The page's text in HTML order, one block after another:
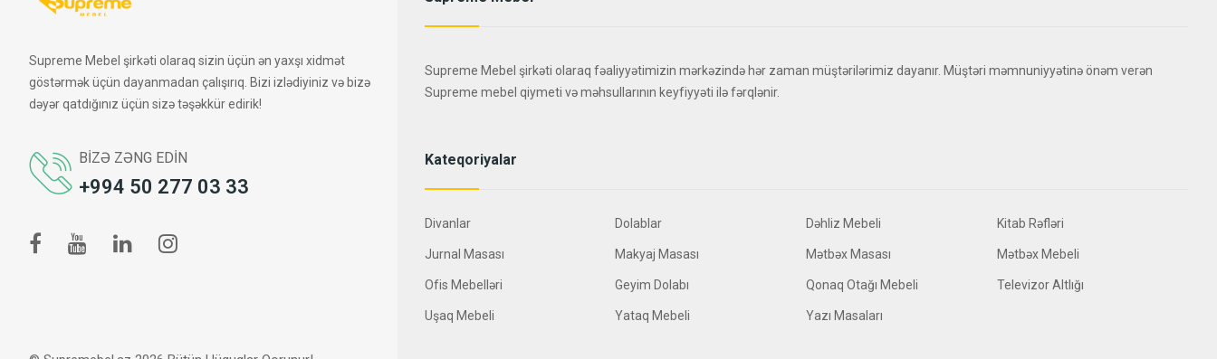
Supreme Mebel şirkəti olaraq sizin üçün ən yaxşı xidmət
göstərmək üçün dayanmadan çalışırıq. Bizi izlədiyiniz və bizə
dəyər qatdığınız üçün sizə təşəkkür edirik!
BIZƏ ZƏNG EDIN
+994 50 277 03 33
Supreme Mebel şirkəti olaraq fəaliyyətimizin mərkəzində hər zaman müştərilərimiz dayanır. Müştəri məmnuniyyətinə önəm verən
Supreme mebel qiymeti və məhsullarının keyfiyyəti ilə fərqlənir.
Kateqoriyalar
Divanlar Dolablar Dəhliz Mebeli Kitab Rəfləri
Jurnal Masası Makyaj Masası Mətbəx Masası Mətbəx Mebeli
Ofis Mebelləri Geyim Dolabı Qonaq Otağı Mebeli Televizor Altlığı
Uşaq Mebeli Yataq Mebeli Yazı Masaları